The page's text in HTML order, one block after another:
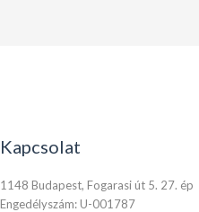
Kapcsolat
1148 Budapest, Fogarasi út 5. 27. ép
Engedélyszám: U-001787